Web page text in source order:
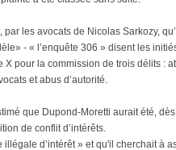
les avocats de Nicolas Sarkozy,
- « l’enquête 306 » disent les
pour la commission de trois délits :
et abus d’autorité.
que Dupond-Moretti aurait été,
de conflit d’intérêts.
illégale d’intérêt » et qu'il cherchait à